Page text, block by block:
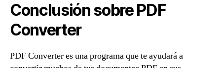
Conclusión sobre PDF
Converter
PDF Converter es una programa que te ayudará a